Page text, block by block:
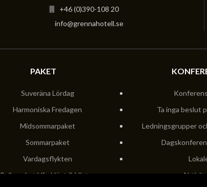
+46 (0)390-108 20
info@grennahotell.se
PAKET
Suveräna Lördag
Harmoniska Fredagen
Midsommarpaket
Sommarpaket
Vardagsflykten
Polkapaket Vår, Höst & Vinter
Ta inga beslut
Ledningsgrupper